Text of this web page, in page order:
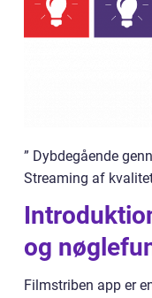
” Dybdegående
Streaming af
og
Filmstriben app er